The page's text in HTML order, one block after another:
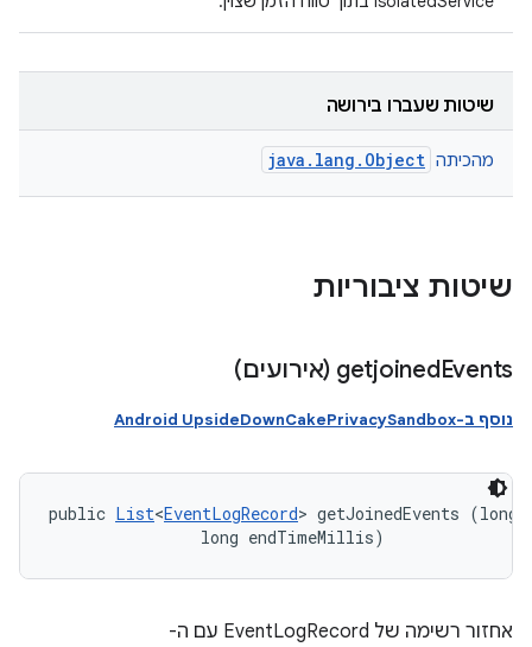
שיטות שעברו בירושה
מהכיתה java.lang.Object
שיטות ציבוריות
getjoinedEvents (אירועים)
נוסף ב-Android UpsideDownCakePrivacySandbox
public List<EventLogRecord> getJoinedEvents
                long endTimeMillis)
אחזור רשימה של EventLogRecord עם ה-